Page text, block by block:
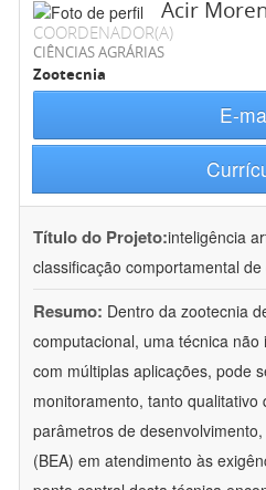
Acir
COORDENADOR(A)
CIÊNCIAS AGRÁRIAS
Zootecnia
E-
Título do Projeto:inteligência
classificação comportamental
Resumo: Dentro da zootecnia
computacional, uma técnica
com múltiplas aplicações, pode
monitoramento, tanto
parâmetros de
(BEA) em atendimento às